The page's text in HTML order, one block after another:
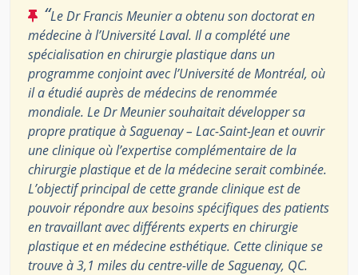
“Le Dr Francis Meunier a obtenu son doctorat en
médecine à l’Université Laval. Il a complété une
spécialisation en chirurgie plastique dans un
programme conjoint avec l’Université de Montréal, où
il a étudié auprès de médecins de renommée
mondiale. Le Dr Meunier souhaitait développer sa
propre pratique à Saguenay – Lac-Saint-Jean et ouvrir
une clinique où l’expertise complémentaire de la
chirurgie plastique et de la médecine serait combinée.
L’objectif principal de cette grande clinique est de
pouvoir répondre aux besoins spécifiques des patients
en travaillant avec différents experts en chirurgie
plastique et en médecine esthétique. Cette clinique se
trouve à 3,1 miles du centre-ville de Saguenay, QC.